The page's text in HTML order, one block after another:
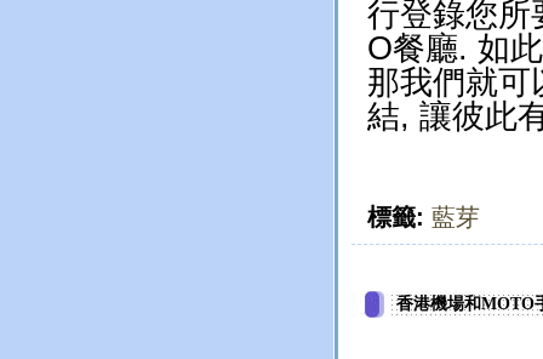
行登錄您所
O餐廳. 如
那我們就可
結, 讓彼此
標籤: 藍芽
香港機場和MOTO